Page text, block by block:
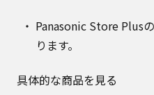
Panasonic Store Plus
ります。
具体的な商品を見る